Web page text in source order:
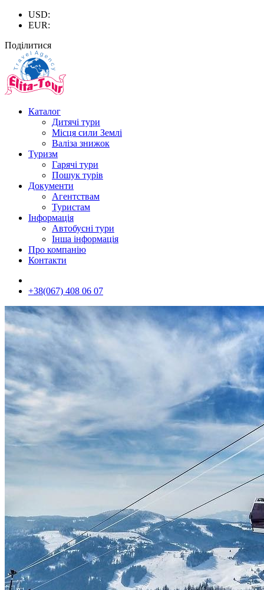
USD:
EUR:
Поділитися
Каталог
Дитячі тури
Місця сили Землі
Валіза знижок
Туризм
Гарячі тури
Пошук турів
Документи
Агентствам
Туристам
Інформація
Автобусні тури
Інша інформація
Про компанію
Контакти
+38(067) 408 06 07